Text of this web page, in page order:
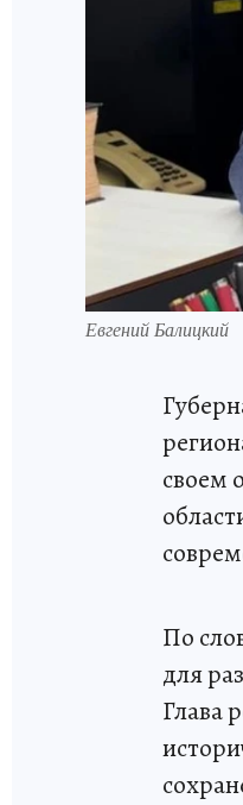
Евгений Балицкий
своем
По
для
Глава